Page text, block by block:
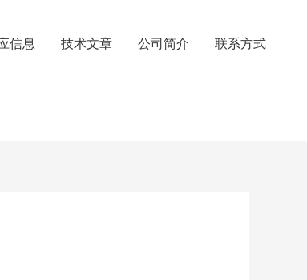
信息 技术文章 公司简介 联系方式